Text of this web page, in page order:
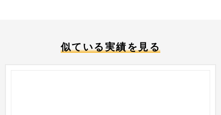
似ている実績を見る